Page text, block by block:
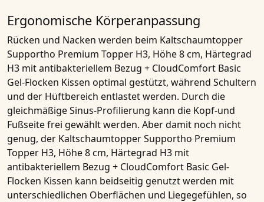
Ergonomische Körperanpassung
Rücken und Nacken werden beim Kaltschaumtopper
Supportho Premium Topper H3, Höhe 8 cm, Härtegrad
H3 mit antibakteriellem Bezug + CloudComfort Basic
Gel-Flocken Kissen optimal gestützt, während Schultern
und der Hüftbereich entlastet werden. Durch die
gleichmäßigeSinus-Profilierung kann die Kopf-und
Fußseite frei gewählt werden. Aber damit noch nicht
genug, der Kaltschaumtopper Supportho Premium
Topper H3, Höhe 8 cm, Härtegrad H3 mit
antibakteriellem Bezug + CloudComfort Basic Gel-
Flocken Kissen kann beidseitig genutzt werden mit
unterschiedlichen Oberflächen und Liegegefühlen, so